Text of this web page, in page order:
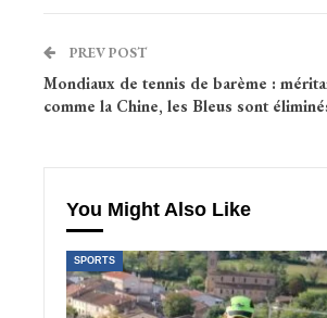
PREV POST
Mondiaux de tennis de barème :
comme la Chine, les Bleus sont
You Might Also Like
SPORTS